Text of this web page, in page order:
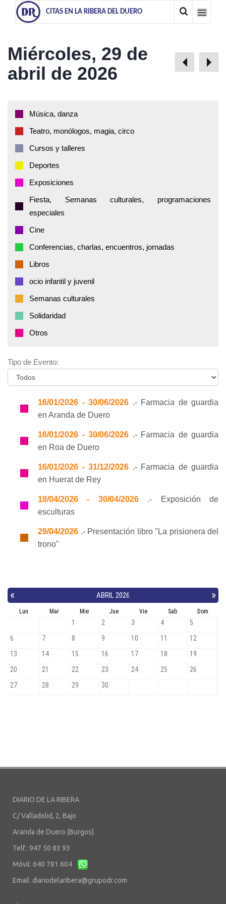
CITAS EN LA RIBERA DEL DUERO
Miércoles, 29 de
abril de 2026
Música, danza
Teatro, monólogos, magia, circo
Cursos y talleres
Deportes
Exposiciones
Fiesta, Semanas culturales, programaciones
especiales
Cine
Conferencias, charlas, encuentros, jornadas
Libros
ocio infantil y juvenil
Semanas culturales
Solidaridad
Otros
Tipo de Evento:
16/01/2026 - 30/06/2026 .- Farmacia de guardia
en Aranda de Duero
16/01/2026 - 30/06/2026 .- Farmacia de guardia
en Roa de Duero
16/01/2026 - 31/12/2026 .- Farmacia de guardia
en Huerat de Rey
18/04/2026 - 30/04/2026.- Exposición de
esculturas
29/04/2026 .- Presentación libro "La prisionera del
trono"
DIARIO DE LA RIBERA
C/ Valladolid, 2, Bajo
Aranda de Duero (Burgos)
Telf.: 947 50 83 93
Móvil: 640 781 604
Email: diariodelaribera@grupodr.com